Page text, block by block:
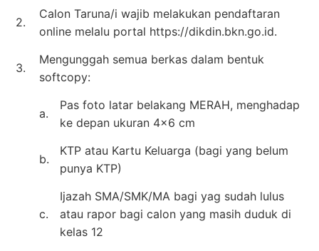
2.
Calon Taruna/i wajib melakukan pendaftaran
online melalu portal https://dikdin.bkn.go.id.
3.
Mengunggah semua berkas dalam bentuk
softcopy:
a.
Pas foto latar belakang MERAH, menghadap
ke depan ukuran 4×6 cm
b.
KTP atau Kartu Keluarga (bagi yang belum
punya KTP)
c.
Ijazah SMA/SMK/MA bagi yag sudah lulus
atau rapor bagi calon yang masih duduk di
kelas 12